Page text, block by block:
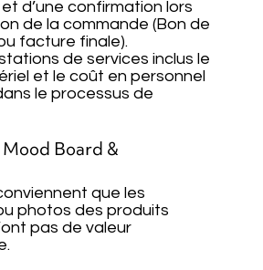
d’une confirmation lors
de la commande (Bon de
facture finale).
de services inclus le
et le coût en personnel
le processus de
Board &
que les
photos des produits
pas de valeur